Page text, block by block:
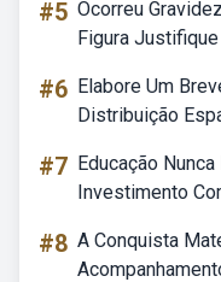
#5 Ocorreu
Figura
#6 Elabore Um
Distribuição
#7 Educação
Investimento
#8 A Conquista